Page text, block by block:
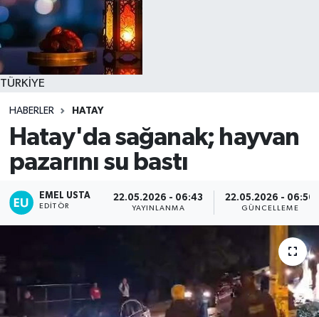
TÜRKİYE
HABERLER HATAY
Hatay'da sağanak; hayvan
pazarını su bastı
EMEL USTA
EDITÖR
22.05.2026 - 06:43
YAYINLANMA
22.05.2026 - 06:50
GÜNCELLEME